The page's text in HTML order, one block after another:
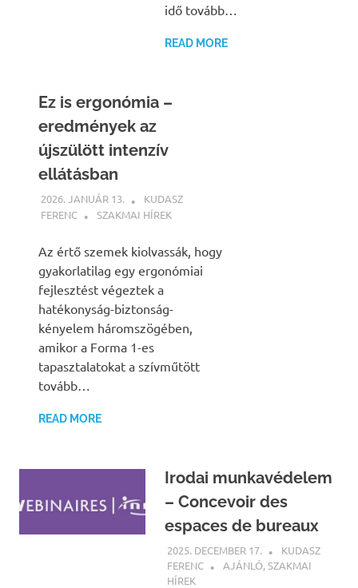
idő tovább…
READ MORE
Ez is ergonómia –
eredmények az
újszülött intenzív
ellátásban
2026. JANUÁR 13.
KUDASZ
FERENC
SZAKMAI HÍREK
Az értő szemek kiolvassák, hogy
gyakorlatilag egy ergonómiai
fejlesztést végeztek a
hatékonyság-biztonság-
kényelem háromszögében,
amikor a Forma 1-es
tapasztalatokat a szívműtött
tovább…
READ MORE
Irodai munkavédelem
– Concevoir des
espaces de bureaux
2025. DECEMBER 17.
KUDASZ
FERENC
AJÁNLÓ,SZAKMAI
HÍREK